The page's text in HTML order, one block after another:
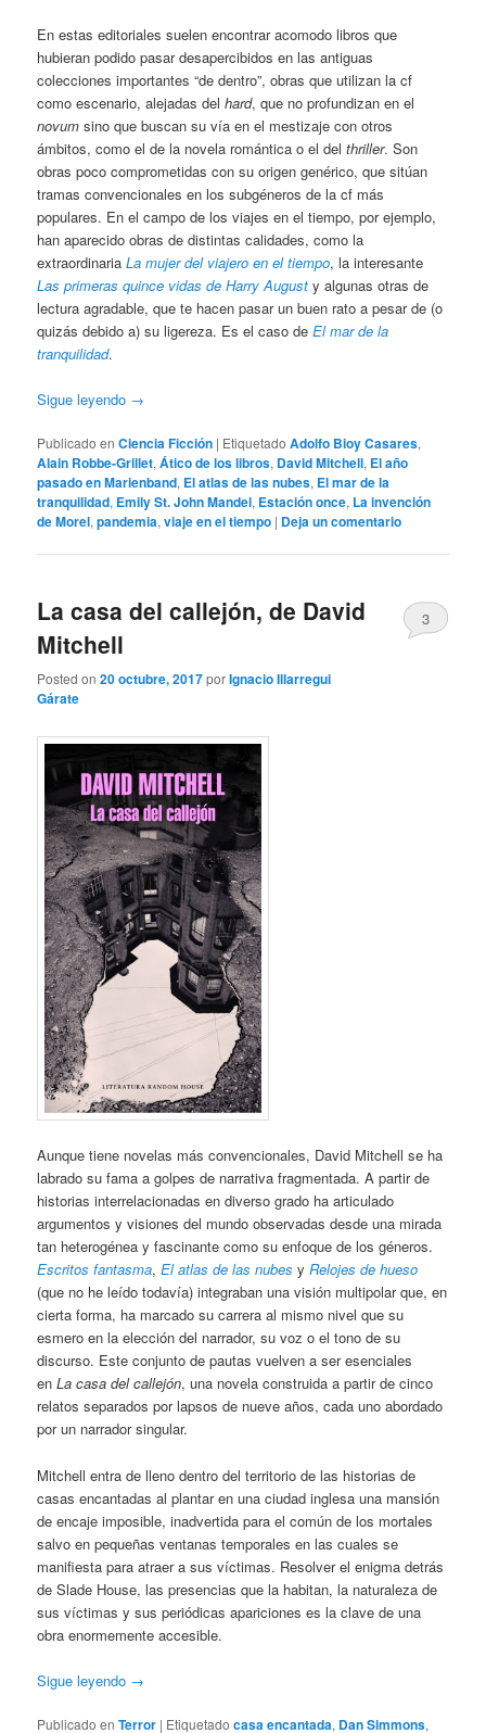
En estas editoriales suelen encontrar acomodo libros que
hubieran podido pasar desapercibidos en las antiguas
colecciones importantes “de dentro”, obras que utilizan la cf
como escenario, alejadas delhard, que no profundizan en el
novum sino que buscan su vía en el mestizaje con otros
ámbitos, como el de la novela romántica o el delthriller. Son
obras poco comprometidas con su origen genérico, que sitúan
tramas convencionales en los subgéneros de la cf más
populares. En el campo de los viajes en el tiempo, por ejemplo,
han aparecido obras de distintas calidades, como la
extraordinariaLa mujer del viajero en el tiempo, la interesante
Las primeras quince vidas de Harry August y algunas otras de
lectura agradable, que te hacen pasar un buen rato a pesar de (o
quizás debido a) su ligereza. Es el caso deEl mar de la
tranquilidad.
Sigue leyendo →
Publicado en Ciencia Ficción | Etiquetado Adolfo Bioy Casares,
Alain Robbe-Grillet,Ático de los libros, David Mitchell, El año
pasado en Marienband, El atlas de las nubes, El mar de la
tranquilidad, Emily St. John Mandel, Estación once, La invención
de Morel,pandemia,viaje en el tiempo | Deja un comentario
La casa del callejón, de David
Mitchell
Posted on20 octubre, 2017porIgnacio Illarregui
Gárate
3
Aunque tiene novelas más convencionales, David Mitchell se ha
labrado su fama a golpes de narrativa fragmentada. A partir de
historias interrelacionadas en diverso grado ha articulado
argumentos y visiones del mundo observadas desde una mirada
tan heterogénea y fascinante como su enfoque de los géneros.
Escritos fantasma,El atlas de las nubes yRelojes de hueso
(que no he leído todavía) integraban una visión multipolar que, en
cierta forma, ha marcado su carrera al mismo nivel que su
esmero en la elección del narrador, su voz o el tono de su
discurso. Este conjunto de pautas vuelven a ser esenciales
enLa casa del callejón, una novela construida a partir de cinco
relatos separados por lapsos de nueve años, cada uno abordado
por un narrador singular.
Mitchell entra de lleno dentro del territorio de las historias de
casas encantadas al plantar en una ciudad inglesa una mansión
de encaje imposible, inadvertida para el común de los mortales
salvo en pequeñas ventanas temporales en las cuales se
manifiesta para atraer a sus víctimas. Resolver el enigma detrás
de Slade House, las presencias que la habitan, la naturaleza de
sus víctimas y sus periódicas apariciones es la clave de una
obra enormemente accesible.
Sigue leyendo →
Publicado en Terror | Etiquetado casa encantada, Dan Simmons,